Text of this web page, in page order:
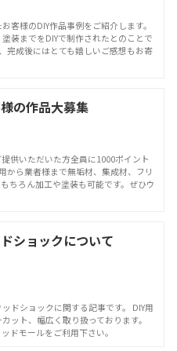
客様のDIY作品事例をご紹介します。
装までをDIYで制作されたとのことで
完成後にはとても嬉しいご感想もお寄
の作品大募集
供いただいた方全員に1000ポイント
から業者様まで無垢材、集成材、フリ
ちろん加工や塗装も可能です。ぜひウ
ショックについて
ドショックに関する記事です。 DIY用
ット、幅広く取り扱っております。
ドモールをご利用下さい。